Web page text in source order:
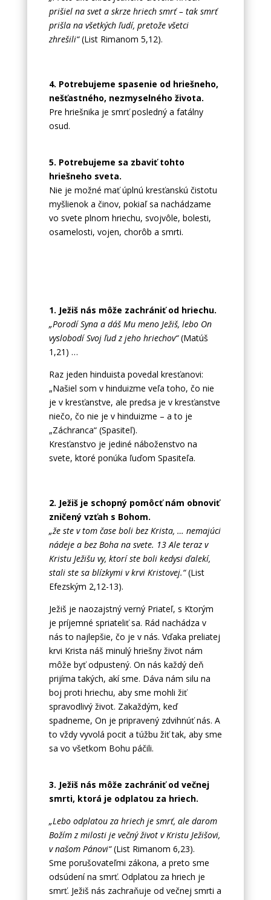
prišiel na svet a skrze hriech smrť – tak smrť
prišla na všetkých ľudí, pretože všetci
zhrešili“(List Rimanom 5,12).
4. Potrebujeme spasenie od hriešneho,
nešťastného, nezmyselného života.
Pre hriešnika je smrť posledný a fatálny
osud.
5. Potrebujeme sa zbaviť tohto
hriešneho sveta.
Nie je možné mať úplnú kresťanskú čistotu
myšlienok a činov, pokiaľ sa nachádzame
vo svete plnom hriechu, svojvôle, bolesti,
osamelosti, vojen, chorôb a smrti.
1. Ježiš nás môže zachrániť od hriechu.
„Porodí Syna a dáš Mu meno Ježiš, lebo On
vyslobodí Svoj ľud z jeho hriechov“(Matúš
1,21) …
Raz jeden hinduista povedal kresťanovi:
„Našiel som v hinduizme veľa toho, čo nie
je v kresťanstve, ale predsa je v kresťanstve
niečo, čo nie je v hinduizme – a to je
„Záchranca“ (Spasiteľ).
Kresťanstvo je jediné náboženstvo na
svete, ktoré ponúka ľuďom Spasiteľa.
2. Ježiš je schopný pomôcť nám obnoviť
zničený vzťah s Bohom.
„že ste v tom čase boli bez Krista, … nemajúci
nádeje a bez Boha na svete. 13 Ale teraz v
Kristu Ježišu vy, ktorí ste boli kedysi ďalekí,
stali ste sa blízkymi v krvi Kristovej.“(List
Efezským 2,12-13).
Ježiš je naozajstný verný Priateľ, s Ktorým
je príjemné spriateliť sa. Rád nachádza v
nás to najlepšie, čo je v nás. Vďaka preliatej
krvi Krista náš minulý hriešny život nám
môže byť odpustený. On nás každý deň
prijíma takých, akí sme. Dáva nám silu na
boj proti hriechu, aby sme mohli žiť
spravodlivý život. Zakaždým, keď
spadneme, On je pripravený zdvihnúť nás. A
to vždy vyvolá pocit a túžbu žiť tak, aby sme
sa vo všetkom Bohu páčili.
3. Ježiš nás môže zachrániť od večnej
smrti, ktorá je odplatou za hriech.
„Lebo odplatou za hriech je smrť, ale darom
Božím z milosti je večný život v Kristu Ježišovi,
v našom Pánovi“(List Rimanom 6,23).
Sme porušovateľmi zákona, a preto sme
odsúdení na smrť. Odplatou za hriech je
smrť. Ježiš nás zachraňuje od večnej smrti a